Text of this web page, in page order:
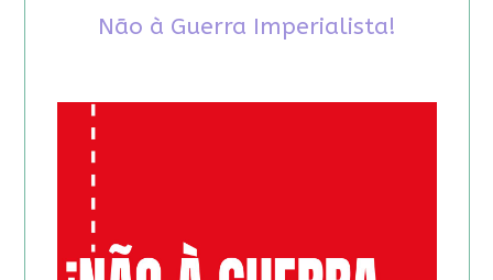
Não à Guerra Imperialista!